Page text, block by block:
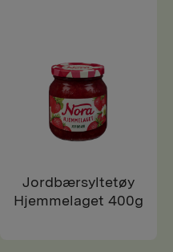
Jordbærsyltetøy
Hjemmelaget 400g